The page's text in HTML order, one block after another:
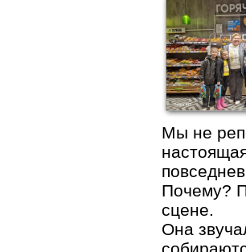
Мы не
Почему?
сцене.
Она